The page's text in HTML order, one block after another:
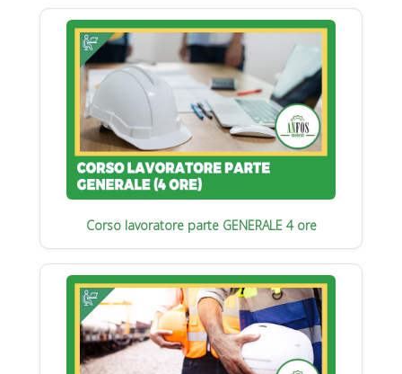
Corso lavoratore parte GENERALE 4 ore